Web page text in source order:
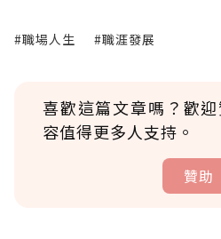
#職場人生 #職涯發展
喜歡這篇文章嗎？歡
容值得更多人支持。
贊助